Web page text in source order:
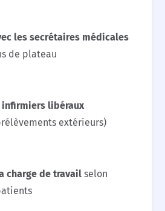
les secrétaires médicales
de plateau
infirmiers libéraux
extérieurs)
charge de travail selon